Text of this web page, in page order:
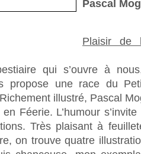
Pascal
Plaisir de
qui s’ouvre à
propose une race du
illustré, Pascal
Féerie. L’humour
Très plaisant à
on trouve quatre